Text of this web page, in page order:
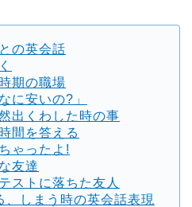
の英会話
期の職場
に安いの?」
出くわした時の事
間を答える
ゃったよ!
友達
ストに落ちた友人
、しまう時の英会話表現